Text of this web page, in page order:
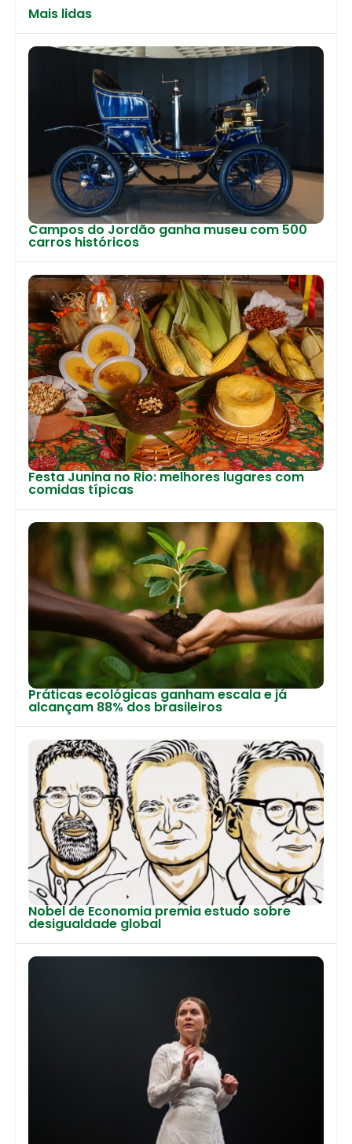
Mais lidas
Campos do Jordão ganha museu com 500
carros históricos
Festa Junina no Rio: melhores lugares com
comidas típicas
Práticas ecológicas ganham escala e já
alcançam 88% dos brasileiros
Nobel de Economia premia estudo sobre
desigualdade global